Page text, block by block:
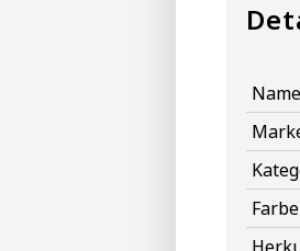
Name
Farbe